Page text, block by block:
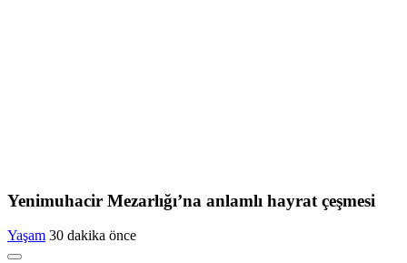
Yenimuhacir Mezarlığı’na anlamlı hayrat çeşmesi
Yaşam 30 dakika önce